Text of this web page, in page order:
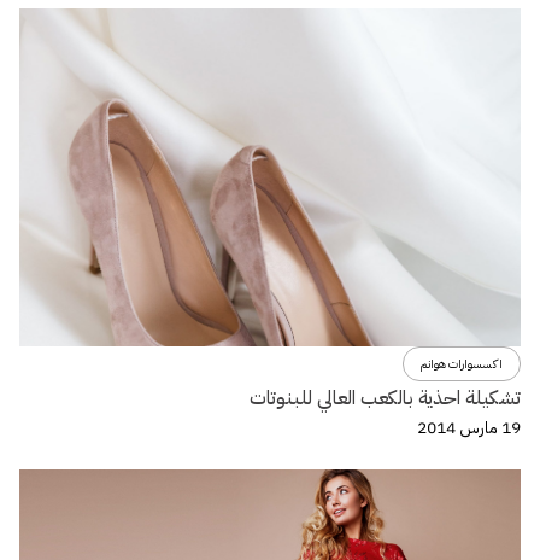
اكسسوارات هوانم
تشكيلة احذية بالكعب العالي للبنوتات
19 مارس 2014